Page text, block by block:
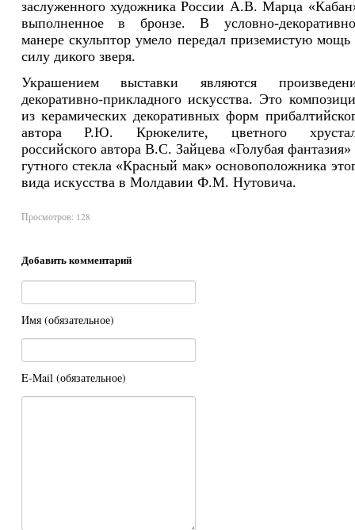
заслуженного художника России А.В. Марца
выполненное в бронзе. В условно-
манере скульптор умело передал приземистую мощь
силу дикого зверя.
Украшением выставки являются
декоративно-прикладного искусства. Это
из керамических декоративных форм
автора Р.Ю. Крюкелите, цветного
российского автора В.С. Зайцева «Голубая
гутного стекла «Красный мак» основоположника
вида искусства в Молдавии Ф.М. Нутовича.
Просмотров: 128
Добавить комментарий
Имя (обязательное)
E-Mail (обязательное)